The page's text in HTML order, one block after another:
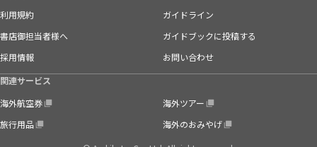
利用規約
ガイドライン
書店御担当者様へ
ガイドブックに投稿する
採用情報
お問い合わせ
関連サービス
海外航空券
海外ツアー
旅行用品
海外のおみやげ